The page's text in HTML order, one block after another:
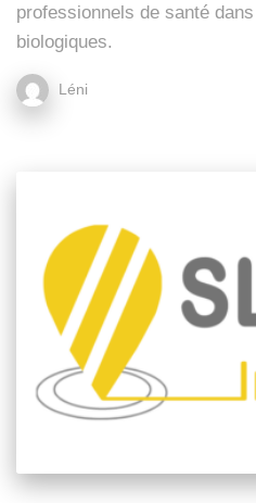
professionnels de santé
biologiques.
Léni